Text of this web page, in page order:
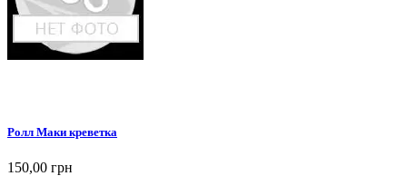
Ролл Маки креветка
150,00 грн